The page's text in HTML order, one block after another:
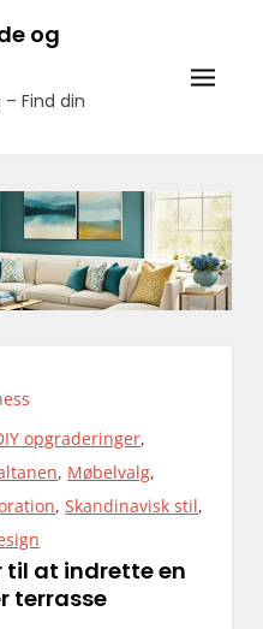
og
Find din
opgraderinger,
, Møbelvalg,
,Skandinavisk stil,
til at indrette en
terrasse